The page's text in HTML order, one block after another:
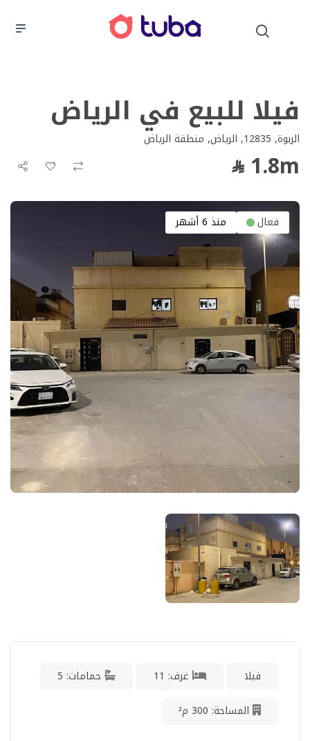
فيلا للبيع في الرياض
الربوة, 12835, الرياض, منطقة الرياض
1.8m
فعال منذ 6 أشهر
فيلا غرف: 11
حمامات: 5
المساحة: 300 م²